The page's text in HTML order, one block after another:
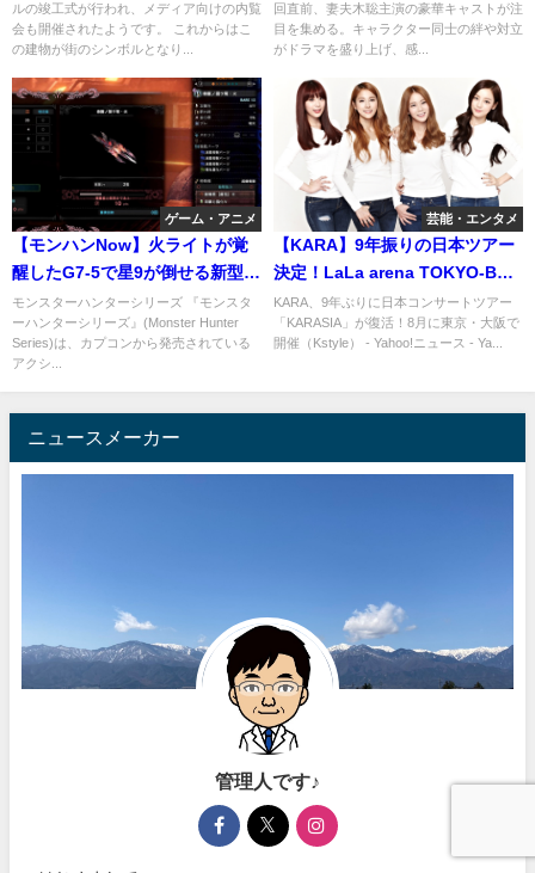
ルの竣工式が行われ、メディア向けの内覧
会も開催されたようです。 これからはこ
の建物が街のシンボルとなり...
回直前、妻夫木聡主演の豪華キャストが注
目を集める。キャラクター同士の絆や対立
がドラマを盛り上げ、感...
ゲーム・アニメ
【モンハンNow】火ライトが覚
醒したG7-5で星9が倒せる新型火
属性ライト！5体の火弱点モンス
ター
モンスターハンターシリーズ 『モンスタ
ーハンターシリーズ』(Monster Hunter
Series)は、カプコンから発売されている
アクシ...
芸能・エンタメ
【KARA】9年振りの日本ツアー
決定！LaLa arena TOKYO-BAY
は南船橋です。彼女たちの宿泊
ホテルは？
KARA、9年ぶりに日本コンサートツアー
「KARASIA」が復活！8月に東京・大阪で
開催（Kstyle） - Yahoo!ニュース - Ya...
ニュースメーカー
管理人です♪